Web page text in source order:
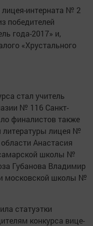
лицея-интерната № 2
победителей
года-2017» и,
«Хрустального
стал учитель
№ 116 Санкт-
финалистов также
литературы лицея №
Анастасия
школы №
Губанова Владимир
московской школы №
статуэтки
конкурса вице-